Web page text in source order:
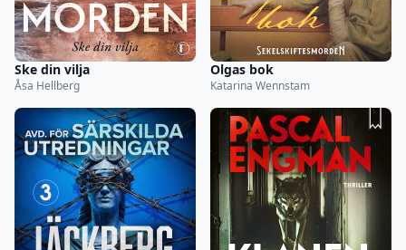
Ske din vilja
Åsa Hellberg
Olgas bok
Katarina Wennstam